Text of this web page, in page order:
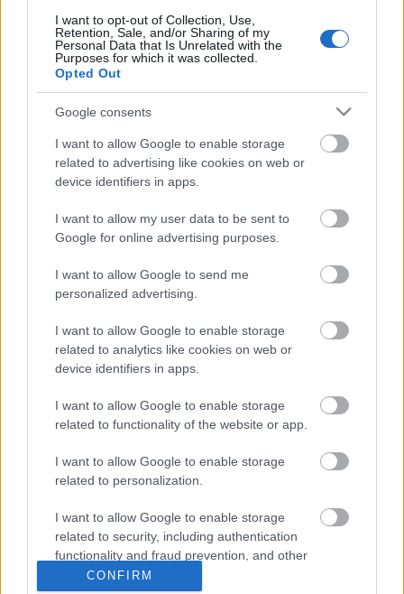
I want to opt-out of Collection, Use,
Retention, Sale, and/or Sharing of my
Personal Data that Is Unrelated with the
Purposes for which it was collected.
Opted Out
Google consents
I want to allow Google to enable storage
related to advertising like cookies on web or
device identifiers in apps.
I want to allow my user data to be sent to
Google for online advertising purposes.
I want to allow Google to send me
personalized advertising.
I want to allow Google to enable storage
related to analytics like cookies on web or
device identifiers in apps.
I want to allow Google to enable storage
related to functionality of the website or app.
I want to allow Google to enable storage
related to personalization.
I want to allow Google to enable storage
related to security, including authentication
functionality and fraud prevention, and other
user protection.
CONFIRM
LEGOLVASOTTABB
Pakson
Amire többmillióan vártunk: szombattól
másodfokúra csökken a riasztás
Parfümöt és élelmiszert rejtett a
táskájába két lány Szekszárdon